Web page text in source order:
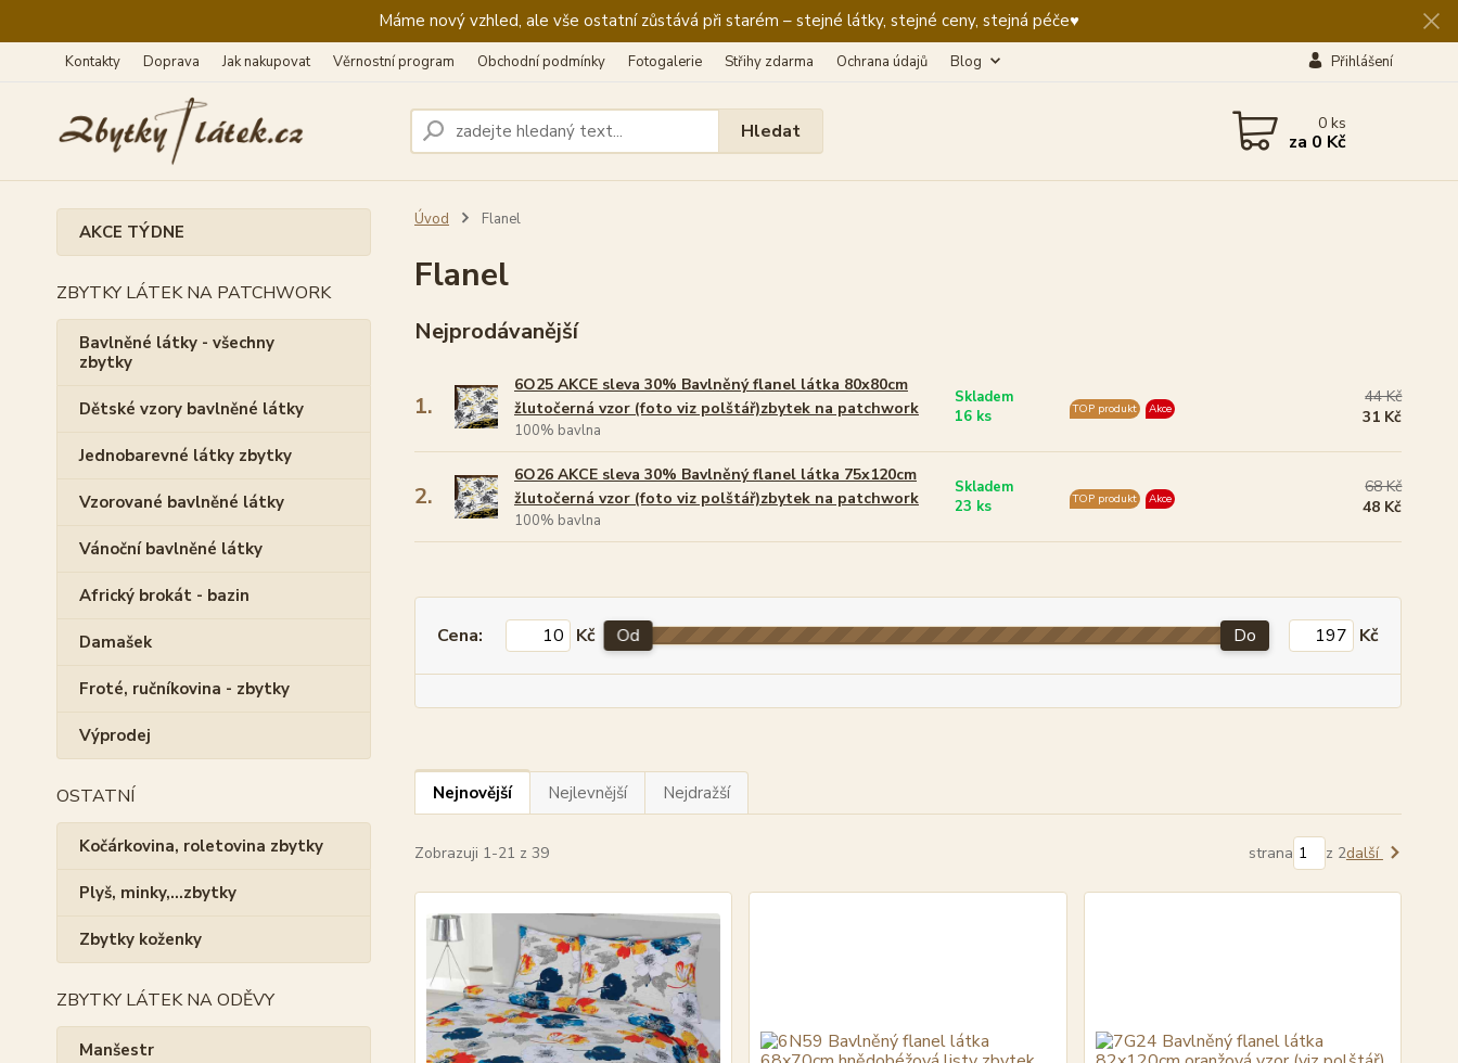
Máme nový vzhled, ale vše ostatní zůstává při starém – stejné látky, stejné ceny, stejná péče♥️
Kontakty Doprava Jak nakupovat Věrnostní program Obchodní podmínky Fotogalerie Střihy zdarma Ochrana údajů Blog Přihlášení
Hledat 0ks
za 0 Kč
AKCE TÝDNE
ZBYTKY LÁTEK NA PATCHWORK
Bavlněné látky - všechny
zbytky
Dětské vzory bavlněné látky
Jednobarevné látky zbytky
Vzorované bavlněné látky
Vánoční bavlněné látky
Africký brokát - bazin
Damašek
Froté, ručníkovina - zbytky
Výprodej
OSTATNÍ
Kočárkovina, roletovina zbytky
Plyš, minky,...zbytky
Zbytky koženky
ZBYTKY LÁTEK NA ODĚVY
Manšestr
Úvod Flanel
Flanel
Nejprodávanější
1.
6O25 AKCE sleva 30% Bavlněný flanel látka 80x80cm
žlutočerná vzor (foto viz polštář)zbytek na patchwork
100% bavlna
Skladem
16 ks
TOP produkt Akce
44 Kč
31 Kč
2.
6O26 AKCE sleva 30% Bavlněný flanel látka 75x120cm
žlutočerná vzor (foto viz polštář)zbytek na patchwork
100% bavlna
Skladem
23 ks
TOP produkt Akce
68 Kč
48 Kč
Cena: Kč Od Do Kč
Nejnovější Nejlevnější Nejdražší
Zobrazuji 1-21 z 39 strana z 2další